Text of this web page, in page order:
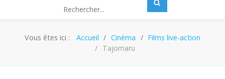
Vous êtes ici : Accueil Cinéma
Films live-action
Tajomaru